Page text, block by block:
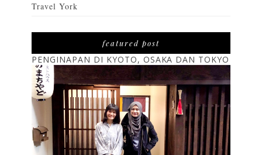
Travel York
featured post
PENGINAPAN DI KYOTO, OSAKA DAN TOKYO